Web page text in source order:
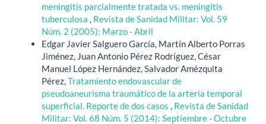
meningitis parcialmente tratada vs. meningitis
tuberculosa
Revista de Sanidad Militar: Vol. 59
Núm. 2 (2005): Marzo - Abril
Edgar Javier Salguero García, Martín Alberto Porras
Jiménez, Juan Antonio Pérez Rodríguez, César
Manuel López Hernández, Salvador Amézquita
Pérez, Tratamiento endovascular de
pseudoaneurisma traumático de la arteria temporal
superficial. Reporte de dos casos
Revista de Sanidad
Militar: Vol. 68 Núm. 5 (2014): Septiembre - Octubre